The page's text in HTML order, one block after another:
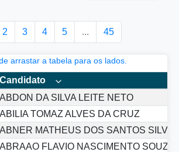
2 3 4 5 ... 45
arrastar a tabela para os lados.
Candidato
ABDON DA SILVA LEITE NETO
ABILIA TOMAZ ALVES DA CRUZ
ABNER MATHEUS DOS SANTOS SILVA
ABRAAO FLAVIO NASCIMENTO SOUZA